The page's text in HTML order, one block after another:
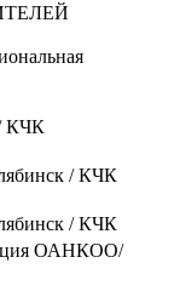
КЧК
/ КЧК
/ КЧК
ОАНКОО/